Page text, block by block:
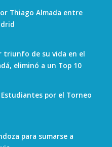
Thiago Almada entre
triunfo de su vida en el
eliminó a un Top 10
por el Torneo
para sumarse a